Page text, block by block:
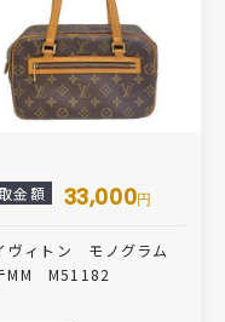
金額 33,000円
ヴィトン モノグラム
MM M51182